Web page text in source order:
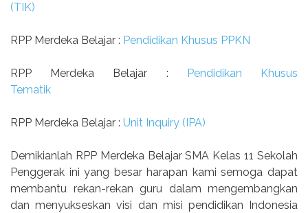
(TIK)
RPP Merdeka Belajar : Pendidikan Khusus PPKN
RPP Merdeka Belajar :
Pendidikan Khusus
Tematik
RPP Merdeka Belajar : Unit Inquiry (IPA)
Demikianlah RPP Merdeka Belajar SMA Kelas 11 Sekolah
Penggerak ini yang besar harapan kami semoga dapat
membantu rekan-rekan guru dalam mengembangkan
dan menyukseskan visi dan misi pendidikan Indonesia